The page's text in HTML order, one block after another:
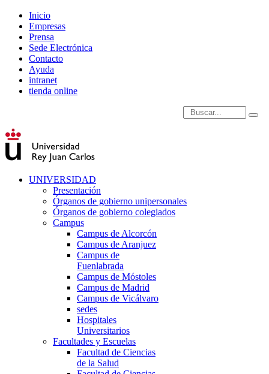
Inicio
Empresas
Prensa
Sede Electrónica
Contacto
Ayuda
intranet
tienda online
Introduce términos de
UNIVERSIDAD
Presentación
Órganos de gobierno unipersonales
Órganos de gobierno colegiados
Campus
Campus de Alcorcón
Campus de Aranjuez
Campus de
Fuenlabrada
Campus de Móstoles
Campus de Madrid
Campus de Vicálvaro
sedes
Hospitales
Universitarios
Facultades y Escuelas
Facultad de Ciencias
de la Salud